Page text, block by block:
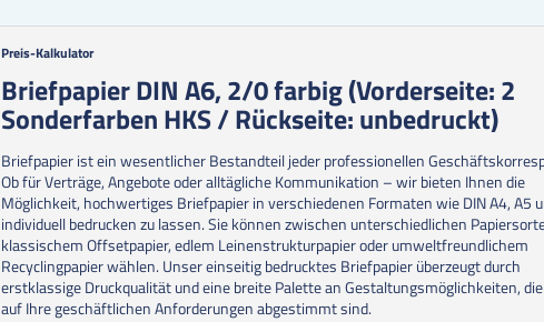
Zum
der
Bildgalerie
springen
Preis-Kalkulator
Briefpapier DIN A6, 2/0 farbig (Vorderseite: 2
Sonderfarben HKS / Rückseite: unbedruckt)
Briefpapier ist ein wesentlicher Bestandteil jeder professionellen
Ob für Verträge, Angebote oder alltägliche Kommunikation – wir bieten Ihnen die
Möglichkeit, hochwertiges Briefpapier in verschiedenen Formaten wie DIN A4, A5
individuell bedrucken zu lassen. Sie können zwischen unterschiedlichen
klassischem Offsetpapier, edlem Leinenstrukturpapier oder umweltfreundlichem
Recyclingpapier wählen. Unser einseitig bedrucktes Briefpapier überzeugt durch
erstklassige Druckqualität und eine breite Palette an Gestaltungsmöglichkeiten,
auf Ihre geschäftlichen Anforderungen abgestimmt sind.